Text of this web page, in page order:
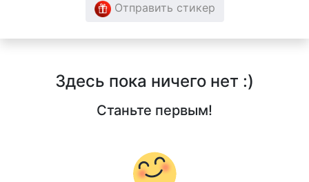
Отправить стикер
Здесь пока ничего нет :)
Станьте первым!